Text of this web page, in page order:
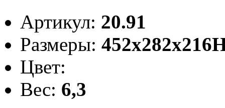
Артикул: 20.91
Размеры:
Цвет:
Вес: 6,3